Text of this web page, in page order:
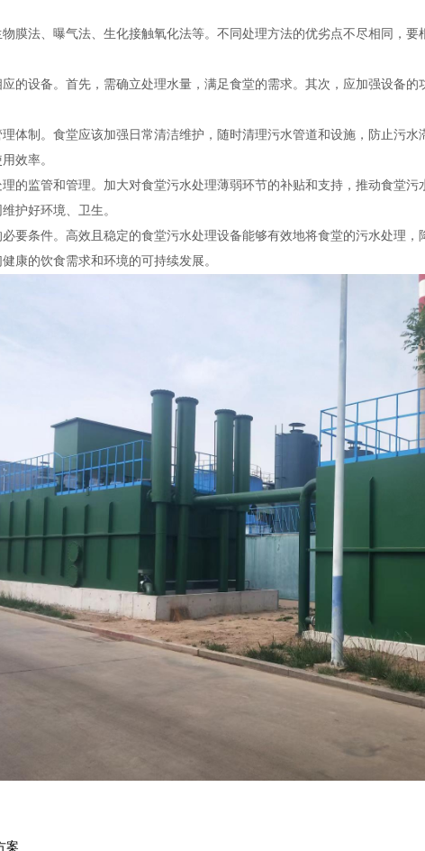
膜法、曝气法、生化接触氧化法等。不同处理方法的优劣点不尽相同，
的设备。首先，需确立处理水量，满足食堂的需求。其次，应加强设备
体制。食堂应该加强日常清洁维护，随时清理污水管道和设施，防止污
效率。
的监管和管理。加大对食堂污水处理薄弱环节的补贴和支持，推动食堂
护好环境、卫生。
要条件。高效且稳定的食堂污水处理设备能够有效地将食堂的污水处理
康的饮食需求和环境的可持续发展。
案